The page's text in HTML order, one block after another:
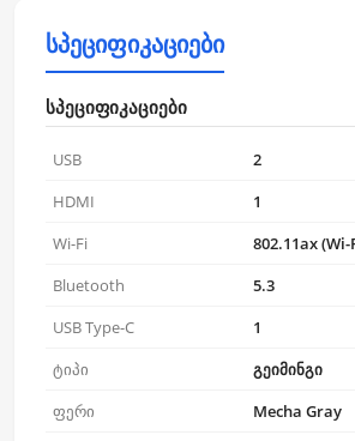
სპეციფიკაციები
სპეციფიკაციები
USB
2
HDMI
1
Wi-Fi
802.11ax (Wi-
Bluetooth
5.3
USB Type-C
1
ტიპი
გეიმინგი
ფერი
Mecha Gray